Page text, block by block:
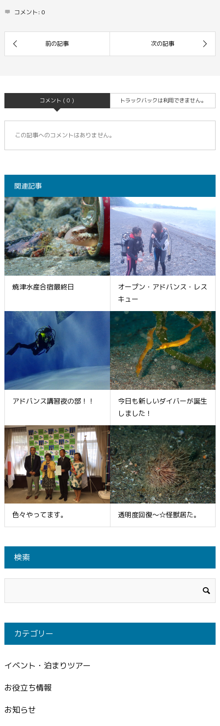
コメント: 0
コメント ( 0 ) トラックバックは利用できません。
この記事へのコメントはありません。
関連記事
焼津水産合宿最終日
オープン・アドバンス・レス
キュー
アドバンス講習夜の部！！
今日も新しいダイバーが誕生
しました！
色々やってます。 透明度回復～☆怪獣居た。
検索
カテゴリー
イベント・泊まりツアー
お役立ち情報
お知らせ